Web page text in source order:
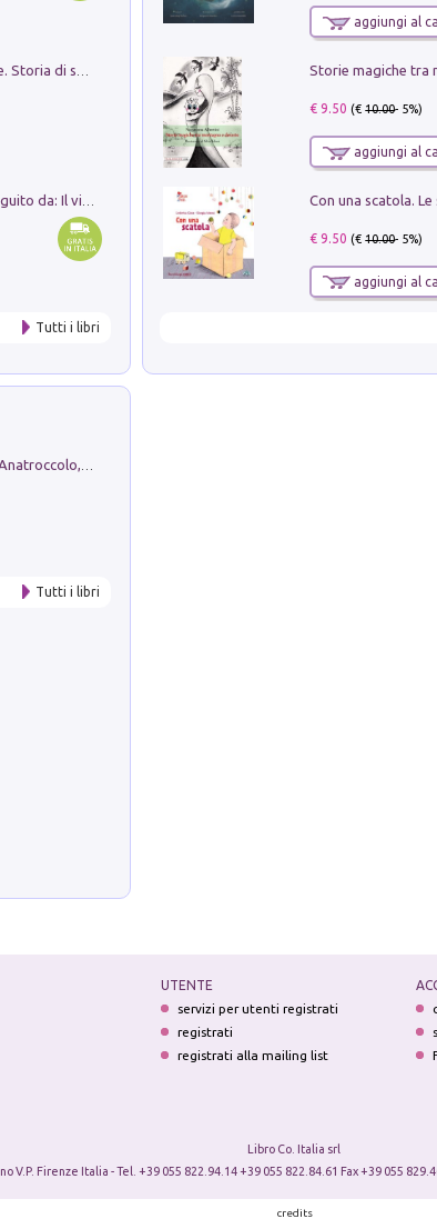
Tutti i libri
aggiungi al
Storie magiche tra
€ 9.50 (€10.00- 5%)
aggiungi al
Con una scatola.
€ 9.50 (€10.00- 5%)
aggiungi al
Tutti i libri
UTENTE
servizi per utenti registrati
registrati
registrati alla mailing list
Libro Co. Italia srl
V.P. Firenze Italia - Tel. +39 055 822.94.14 +39 055 822.84.61 Fax +39 055
credits